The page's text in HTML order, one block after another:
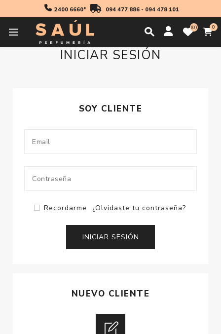
2400 6660* 094 477 886- 094 478 101
0 0
INICIAR SESIÓN
SOY CLIENTE
Recordarme ¿Olvidaste tu contraseña?
NUEVO CLIENTE